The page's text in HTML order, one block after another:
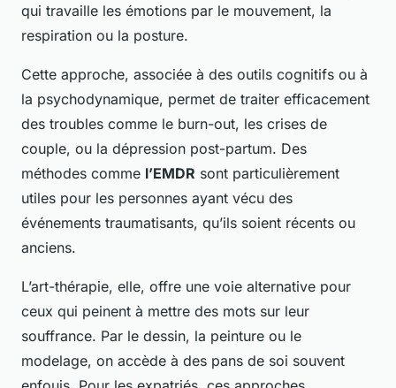
qui travaille les émotions par le mouvement, la
respiration ou la posture.
Cette approche, associée à des outils cognitifs ou à
la psychodynamique, permet de traiter efficacement
des troubles comme le burn-out, les crises de
couple, ou la dépression post-partum. Des
méthodes comme l’EMDR sont particulièrement
utiles pour les personnes ayant vécu des
événements traumatisants, qu’ils soient récents ou
anciens.
L’art-thérapie, elle, offre une voie alternative pour
ceux qui peinent à mettre des mots sur leur
souffrance. Par le dessin, la peinture ou le
modelage, on accède à des pans de soi souvent